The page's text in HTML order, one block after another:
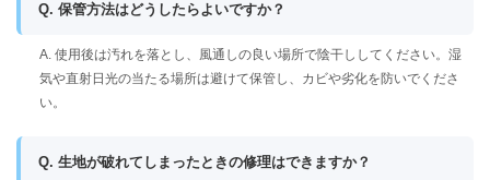
Q. 保管方法はどうしたらよいですか？
A. 使用後は汚れを落とし、風通しの良い場所で陰干ししてください。湿
気や直射日光の当たる場所は避けて保管し、カビや劣化を防いでくださ
い。
Q. 生地が破れてしまったときの修理はできますか？